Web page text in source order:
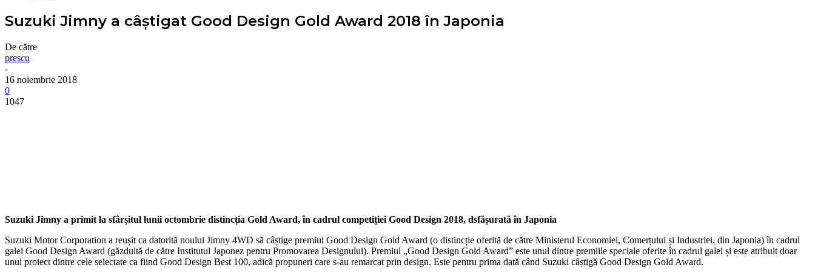
Suzuki Jimny a câștigat Good Design Gold Award 2018 în Japonia
De către
prescu
-
16 noiembrie 2018
0
1047
Suzuki Jimny a primit la sfârșitul lunii octombrie distincția Gold Award, în cadrul competiției Good Design 2018, dsfășurată în Japonia
Suzuki Motor Corporation a reușit ca datorită noului Jimny 4WD să câștige premiul Good Design Gold Award (o distincție oferită de către Ministerul Economiei, Comerțului și Industriei, din Japonia) în cadrul
galei Good Design Award (găzduită de către Institutul Japonez pentru Promovarea Designului). Premiul „Good Design Gold Award” este unul dintre premiile speciale oferite în cadrul galei și este atribuit doar
unui proiect dintre cele selectate ca fiind Good Design Best 100, adică propuneri care s-au remarcat prin design. Este pentru prima dată când Suzuki câștigă Good Design Gold Award.